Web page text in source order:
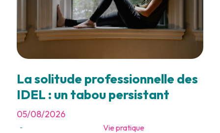
La solitude professionnelle des
IDEL : un tabou persistant
05/08/2026
- Vie pratique